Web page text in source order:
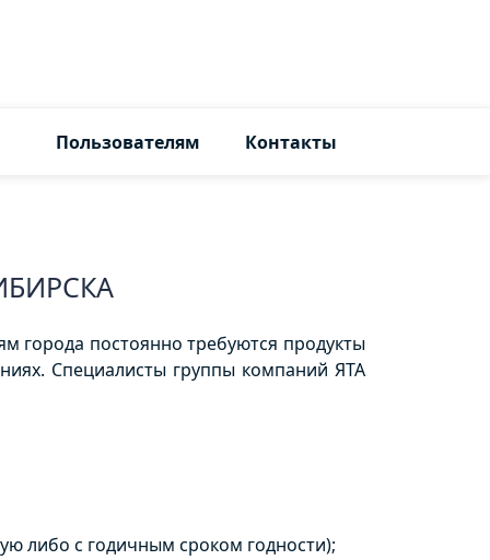
Пользователям Контакты
города постоянно требуются продукты
Специалисты группы компаний ЯТА
либо с годичным сроком годности);